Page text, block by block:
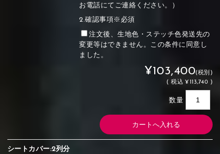
お電話にてご連絡ください。）
2.確認事項※必須
注文後、生地色・ステッチ色発送先の
変更等はできません。この条件に同意し
ました。
¥103,400(税別)
(税込 ¥113,740 )
数量
シートカバー:2列分